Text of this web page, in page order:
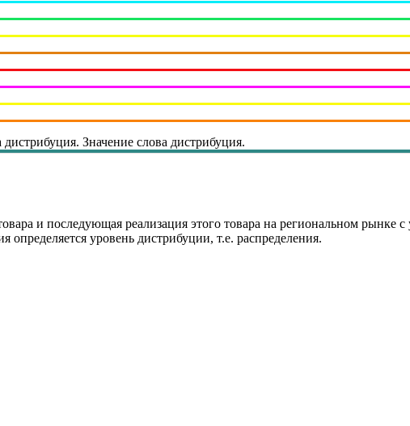
Значение слова дистрибуция.
и последующая реализация этого товара на региональном рынке
определяется уровень дистрибуции, т.е. распределения.